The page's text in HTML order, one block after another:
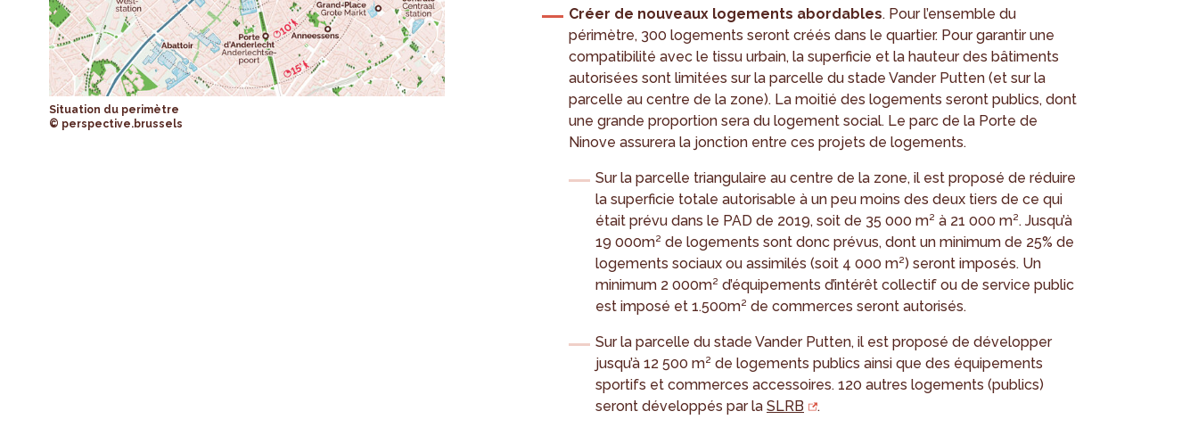
Situation du perimètre
© perspective.brussels
Créer de nouveaux logements abordables. Pour l’ensemble du
périmètre, 300 logements seront créés dans le quartier. Pour garantir une
compatibilité avec le tissu urbain, la superficie et la hauteur des bâtiments
autorisées sont limitées sur la parcelle du stade Vander Putten (et sur la
parcelle au centre de la zone). La moitié des logements seront publics, dont
une grande proportion sera du logement social. Le parc de la Porte de
Ninove assurera la jonction entre ces projets de logements.
Sur la parcelle triangulaire au centre de la zone, il est proposé de réduire
la superficie totale autorisable à un peu moins des deux tiers de ce qui
était prévu dans le PAD de 2019, soit de 35 000 m² à 21 000 m². Jusqu’à
19 000m² de logements sont donc prévus, dont un minimum de 25% de
logements sociaux ou assimilés (soit 4 000 m²) seront imposés. Un
minimum 2 000m² d’équipements d’intérêt collectif ou de service public
est imposé et 1.500m² de commerces seront autorisés.
Sur la parcelle du stade Vander Putten, il est proposé de développer
jusqu’à 12 500 m² de logements publics ainsi que des équipements
sportifs et commerces accessoires. 120 autres logements (publics)
seront développés par laSLRB .